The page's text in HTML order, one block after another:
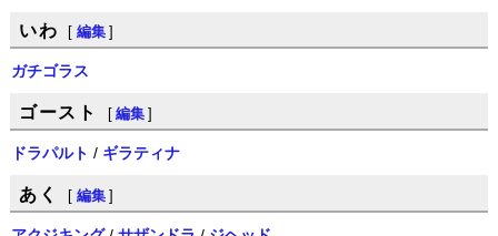
いわ [ 編集 ]
ガチゴラス
ゴースト [ 編集 ]
ドラパルト / ギラティナ
あく [ 編集 ]